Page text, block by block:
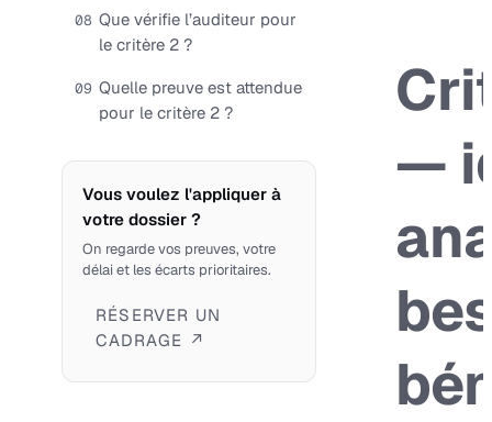
08 Que vérifie l’auditeur pour
le critère 2 ?
09 Quelle preuve est attendue
pour le critère 2 ?
Vous voulez l'appliquer à
votre dossier ?
On regarde vos preuves, votre
délai et les écarts prioritaires.
RÉSERVER UN
CADRAGE ↗
—